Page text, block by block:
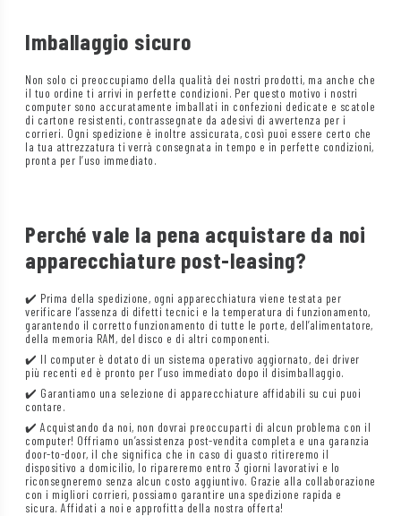
Imballaggio sicuro
Non solo ci preoccupiamo della qualità dei nostri prodotti, ma anche che
il tuo ordine ti arrivi in perfette condizioni. Per questo motivo i nostri
computer sono accuratamente imballati in confezioni dedicate e scatole
di cartone resistenti, contrassegnate da adesivi di avvertenza per i
corrieri. Ogni spedizione è inoltre assicurata, così puoi essere certo che
la tua attrezzatura ti verrà consegnata in tempo e in perfette condizioni,
pronta per l’uso immediato.
Perché vale la pena acquistare da noi
apparecchiature post-leasing?
✔️ Prima della spedizione, ogni apparecchiatura viene testata per
verificare l’assenza di difetti tecnici e la temperatura di funzionamento,
garantendo il corretto funzionamento di tutte le porte, dell’alimentatore,
della memoria RAM, del disco e di altri componenti.
✔️ Il computer è dotato di un sistema operativo aggiornato, dei driver
più recenti ed è pronto per l’uso immediato dopo il disimballaggio.
✔️ Garantiamo una selezione di apparecchiature affidabili su cui puoi
contare.
✔️ Acquistando da noi, non dovrai preoccuparti di alcun problema con il
computer! Offriamo un’assistenza post-vendita completa e una garanzia
door-to-door, il che significa che in caso di guasto ritireremo il
dispositivo a domicilio, lo ripareremo entro 3 giorni lavorativi e lo
riconsegneremo senza alcun costo aggiuntivo. Grazie alla collaborazione
con i migliori corrieri, possiamo garantire una spedizione rapida e
sicura. Affidati a noi e approfitta della nostra offerta!